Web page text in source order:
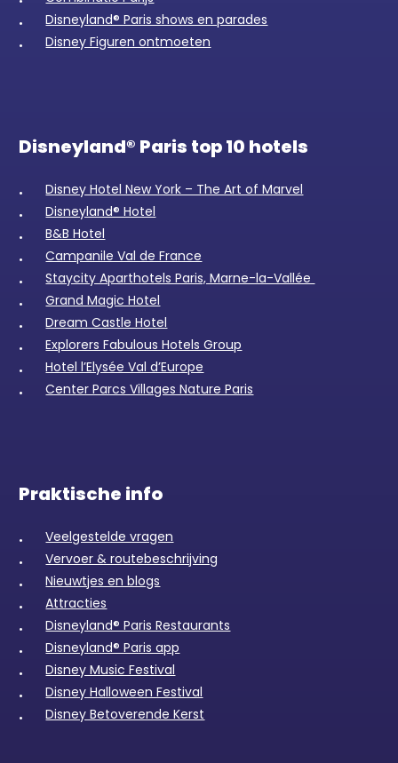
Disneyland® Paris shows en parades
Disney Figuren ontmoeten
Disneyland® Paris top 10 hotels
Disney Hotel New York – The Art of Marvel
Disneyland® Hotel
B&B Hotel
Campanile Val de France
Staycity Aparthotels Paris, Marne-la-Vallée
Grand Magic Hotel
Dream Castle Hotel
Explorers Fabulous Hotels Group
Hotel l’Elysée Val d’Europe
Center Parcs Villages Nature Paris
Praktische info
Veelgestelde vragen
Vervoer & routebeschrijving
Nieuwtjes en blogs
Attracties
Disneyland® Paris Restaurants
Disneyland® Paris app
Disney Music Festival
Disney Halloween Festival
Disney Betoverende Kerst